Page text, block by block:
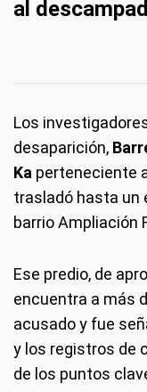
al
Los
desaparición,
Ka perteneciente
trasladó hasta un
barrio Ampliación
Ese predio, de
encuentra a más
acusado y fue
y los registros de
de los puntos